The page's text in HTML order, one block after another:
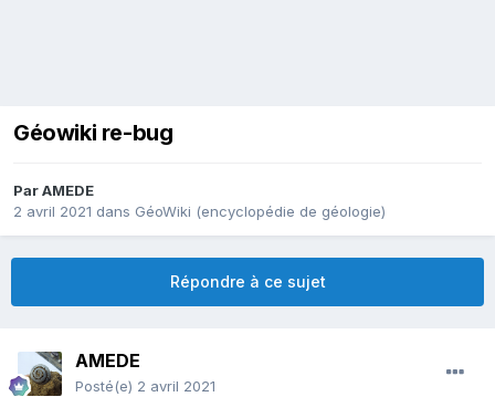
Géowiki re-bug
ParAMEDE
2 avril 2021 dans GéoWiki (encyclopédie de géologie)
Répondre à ce sujet
AMEDE
Posté(e) 2 avril 2021